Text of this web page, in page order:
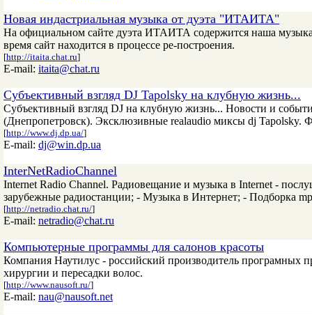
Новая индастриальная музыка от дуэта "ИТАИТА"
На официальном сайте дуэта ИТАИТА содержится наша
время сайт находится в процессе ре-построения.
[http://itaita.chat.ru]
E-mail: itaita@chat.ru
Субъективный взгляд DJ Tapolsky на клубную жизнь...
Субъективный взгляд DJ на клубную жизнь... Новости и
(Днепропетровск). Эксклюзивные realaudio миксы dj Tapolsky.
[http://www.dj.dp.ua/]
E-mail: dj@win.dp.ua
InterNetRadioChannel
Internet Radio Channel. Радиовещание и музыка в Internet -
зарубежные радиостанции; - Музыка в Интернет; - Подборка
[http://netradio.chat.ru/]
E-mail: netradio@chat.ru
Компьютерные программы для салонов красоты
Компания Наутилус - российский производитель програмных
хирургии и пересадки волос.
[http://www.nausoft.ru/]
E-mail: nau@nausoft.net